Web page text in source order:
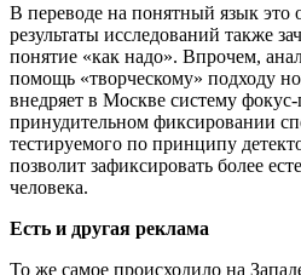
В переводе на понятный язык это
результаты исследований также
понятие «как надо». Впрочем,
помощь «творческому» подходу
внедряет в Москве систему
принудительном фиксировании
тестируемого по принципу
позволит зафиксировать более
человека.
Eсть и другая реклама
То же самое происходило на